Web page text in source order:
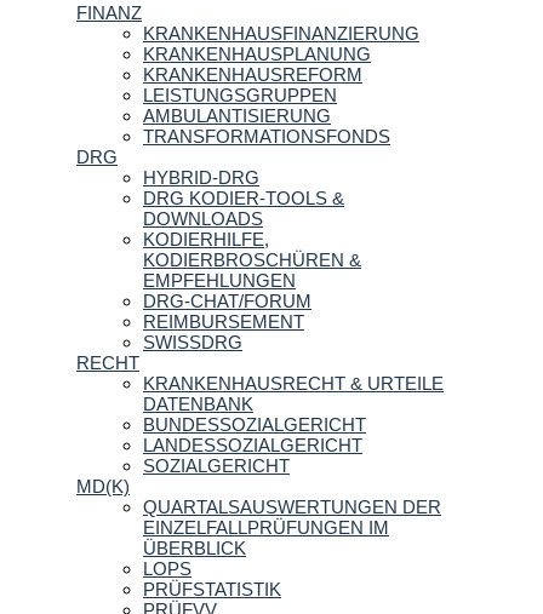
FINANZ
KRANKENHAUSFINANZIERUNG
KRANKENHAUSPLANUNG
KRANKENHAUSREFORM
LEISTUNGSGRUPPEN
AMBULANTISIERUNG
TRANSFORMATIONSFONDS
DRG
HYBRID-DRG
DRG KODIER-TOOLS &
DOWNLOADS
KODIERHILFE,
KODIERBROSCHÜREN &
EMPFEHLUNGEN
DRG-CHAT/FORUM
REIMBURSEMENT
SWISSDRG
RECHT
KRANKENHAUSRECHT & URTEILE
DATENBANK
BUNDESSOZIALGERICHT
LANDESSOZIALGERICHT
SOZIALGERICHT
MD(K)
QUARTALSAUSWERTUNGEN DER
EINZELFALLPRÜFUNGEN IM
ÜBERBLICK
LOPS
PRÜFSTATISTIK
PRÜFVV